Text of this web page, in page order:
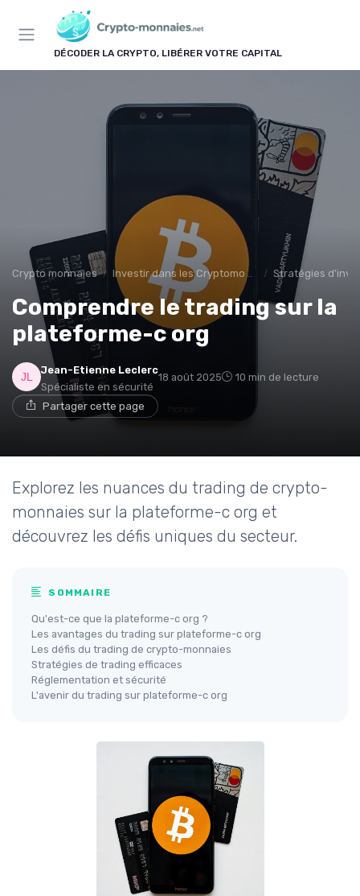
DÉCODER LA CRYPTO, LIBÉRER VOTRE CAPITAL
Crypto monnaies Investir dans les Cryptomonnaies Stratégies
Comprendre le trading sur la
plateforme-c org
Jean-Etienne Leclerc
Spécialiste en sécurité
18 août 2025 10 min de lecture
Partager cette page
Explorez les nuances du trading de crypto-
monnaies sur la plateforme-c org et
découvrez les défis uniques du secteur.
SOMMAIRE
Qu'est-ce que la plateforme-c org ?
Les avantages du trading sur plateforme-c org
Les défis du trading de crypto-monnaies
Stratégies de trading efficaces
Réglementation et sécurité
L'avenir du trading sur plateforme-c org
Panneau de gestion des cookies